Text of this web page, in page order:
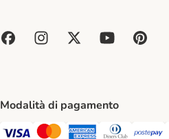
Modalità di pagamento